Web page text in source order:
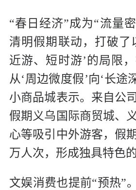
“春日经济”成为“流量
清明假期联动，打破了
近游、短时游’的局限
从‘周边微度假’向‘长途
小商品城表示。来自公
假期义乌国际商贸城、
心等吸引中外游客，假
万人次，形成独具特色
文娱消费也提前“预热”